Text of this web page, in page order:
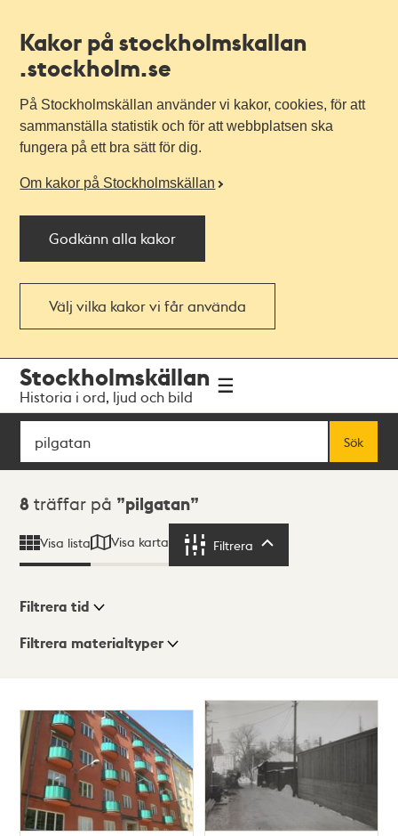
Kakor på stockholmskallan
.stockholm.se
På Stockholmskällan använder vi kakor, cookies, för att
sammanställa statistik och för att webbplatsen ska
fungera på ett bra sätt för dig.
Om kakor på Stockholmskällan
Godkänn alla kakor
Välj vilka kakor vi får använda
navigationen
huvudinnehållet
Stockholmskällan
Historia i ord, ljud och bild
Sök
Sök
Sökresultat
8 träffar på pilgatan
Visa lista Visa karta Filtrera
Visningsläge
ListaKarta
Filtrera tid
Filtrera materialtyper
träffar